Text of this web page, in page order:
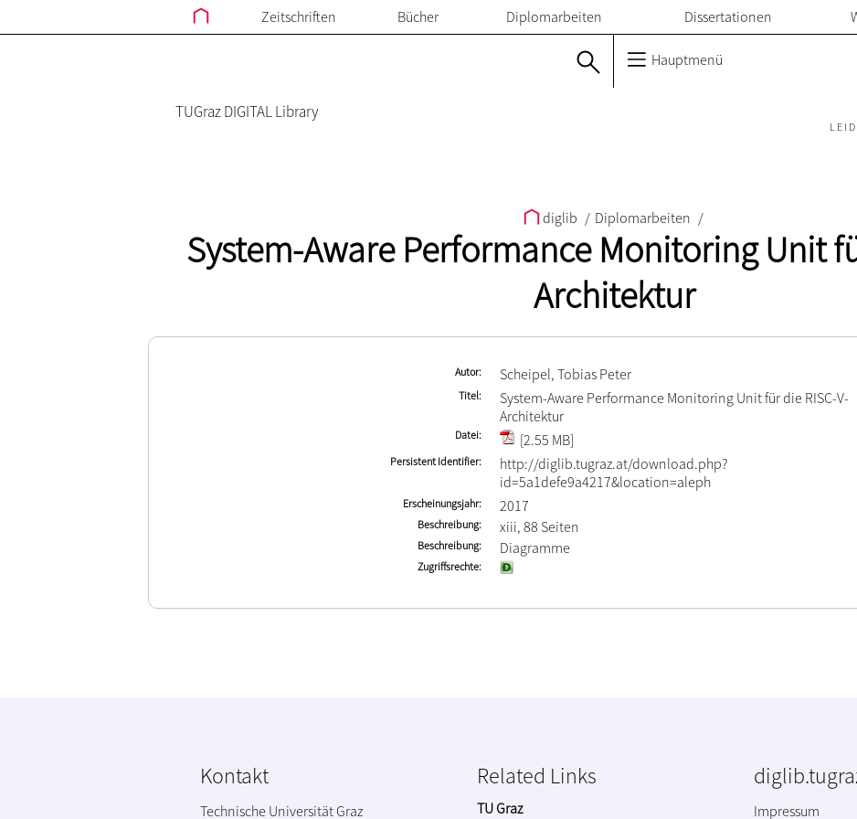
Zeitschriften Bücher Diplomarbeiten Dissertationen
Hauptmenü
TUGraz DIGITAL Library
diglib / Diplomarbeiten /
System-Aware Performance Monitoring Unit
Architektur
Autor Scheipel, Tobias Peter
Titel
System-Aware Performance Monitoring Unit für die RISC-V-
Architektur
Datei [2.55 MB]
Persistent Identifier
http://diglib.tugraz.at/download.php?
id=5a1defe9a4217&location=aleph
Erscheinungsjahr 2017
Beschreibung xiii, 88 Seiten
Beschreibung Diagramme
Zugriffsrechte
Kontakt
Technische Universität Graz
Related Links
TU Graz Impressum